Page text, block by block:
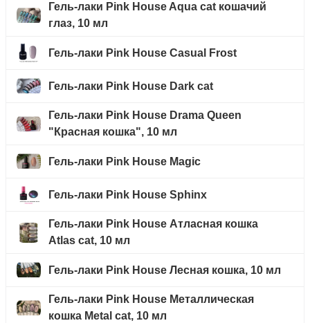
Гель-лаки Pink House Aqua cat кошачий
глаз, 10 мл
Гель-лаки Pink House Casual Frost
Гель-лаки Pink House Dark cat
Гель-лаки Pink House Drama Queen
"Красная кошка", 10 мл
Гель-лаки Pink House Magic
Гель-лаки Pink House Sphinx
Гель-лаки Pink House Атласная кошка
Atlas cat, 10 мл
Гель-лаки Pink House Лесная кошка, 10 мл
Гель-лаки Pink House Металлическая
кошка Metal cat, 10 мл